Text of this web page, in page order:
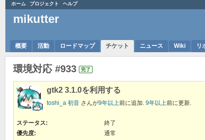
ホーム プロジェクト ヘルプ
mikutter
概要 活動 ロードマップ チケット ニュース Wiki リ
環境対応 #933 完了
gtk2 3.1.0を利用する
toshi_a 初音 さんが9年以上前に追加. 9年以上前に更新.
ステータス:
終了
優先度:
通常